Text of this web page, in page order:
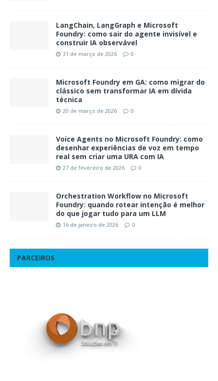
LangChain, LangGraph e Microsoft
Foundry: como sair do agente invisível e
construir IA observável
31 de março de 2026 0
Microsoft Foundry em GA: como migrar do
clássico sem transformar IA em dívida
técnica
20 de março de 2026 0
Voice Agents no Microsoft Foundry: como
desenhar experiências de voz em tempo
real sem criar uma URA com IA
27 de fevereiro de 2026 0
Orchestration Workflow no Microsoft
Foundry: quando rotear intenção é melhor
do que jogar tudo para um LLM
16 de janeiro de 2026 0
PARCEIROS